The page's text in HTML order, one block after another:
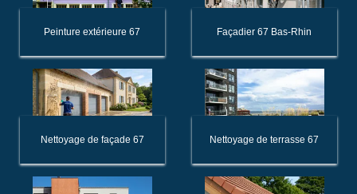
Peinture extérieure 67 Façadier 67 Bas-Rhin
Nettoyage de façade 67 Nettoyage de terrasse 67